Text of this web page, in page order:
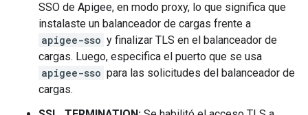
SSO de Apigee, en modo proxy, lo que significa que
instalaste un balanceador de cargas frente a
apigee-sso y finalizar TLS en el balanceador de
cargas. Luego, especifica el puerto que se usa
apigee-sso para las solicitudes del balanceador de
cargas.